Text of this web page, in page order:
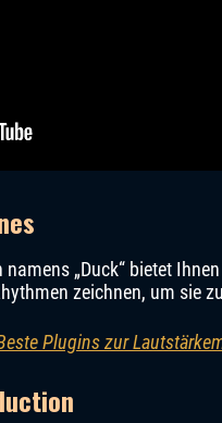
„Duck“ bietet
zeichnen, um sie
Plugins zur